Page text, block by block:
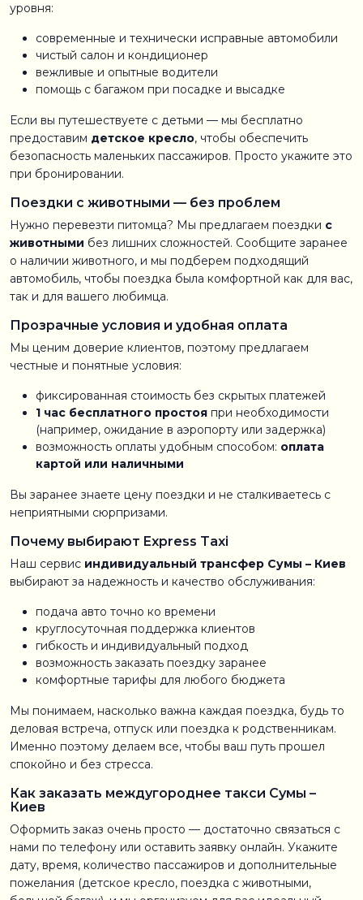
уровня:
современные и технически исправные автомобили
чистый салон и кондиционер
вежливые и опытные водители
помощь с багажом при посадке и высадке
Если вы путешествуете с детьми — мы бесплатно
предоставим детское кресло, чтобы обеспечить
безопасность маленьких пассажиров. Просто укажите это
при бронировании.
Поездки с животными — без проблем
Нужно перевезти питомца? Мы предлагаем поездки с
животными без лишних сложностей. Сообщите заранее
о наличии животного, и мы подберем подходящий
автомобиль, чтобы поездка была комфортной как для вас,
так и для вашего любимца.
Прозрачные условия и удобная оплата
Мы ценим доверие клиентов, поэтому предлагаем
честные и понятные условия:
фиксированная стоимость без скрытых платежей
1 час бесплатного простоя при необходимости
(например, ожидание в аэропорту или задержка)
возможность оплаты удобным способом: оплата
картой или наличными
Вы заранее знаете цену поездки и не сталкиваетесь с
неприятными сюрпризами.
Почему выбирают Express Taxi
Наш сервис индивидуальный трансфер Сумы – Киев
выбирают за надежность и качество обслуживания:
подача авто точно ко времени
круглосуточная поддержка клиентов
гибкость и индивидуальный подход
возможность заказать поездку заранее
комфортные тарифы для любого бюджета
Мы понимаем, насколько важна каждая поездка, будь то
деловая встреча, отпуск или поездка к родственникам.
Именно поэтому делаем все, чтобы ваш путь прошел
спокойно и без стресса.
Как заказать междугороднее такси Сумы –
Киев
Оформить заказ очень просто — достаточно связаться с
нами по телефону или оставить заявку онлайн. Укажите
дату, время, количество пассажиров и дополнительные
пожелания (детское кресло, поездка с животными,